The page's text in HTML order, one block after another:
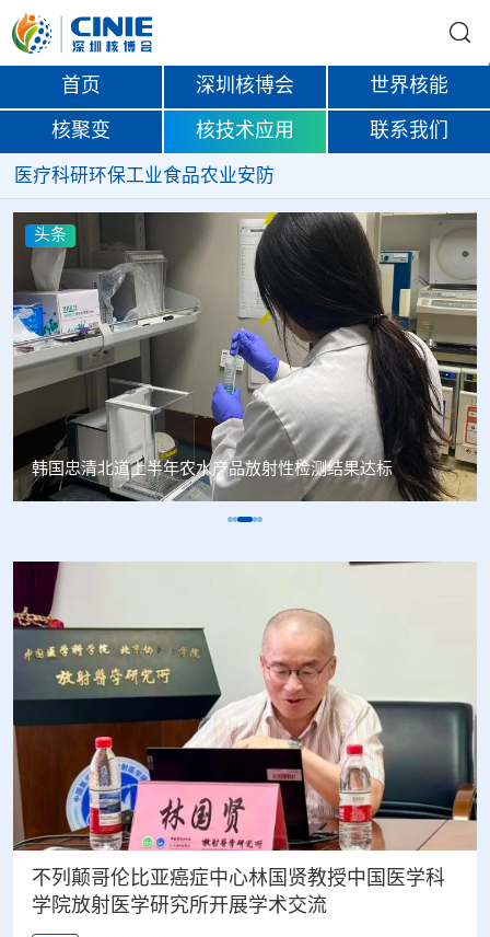
首页 深圳核博会 世界核能
核聚变 核技术应用 联系我们
医疗科研环保工业食品农业安防
头条
韩国忠清北道上半年农水产品放射性检测结果达标
不列颠哥伦比亚癌症中心林国贤教授中国医学科
学院放射医学研究所开展学术交流